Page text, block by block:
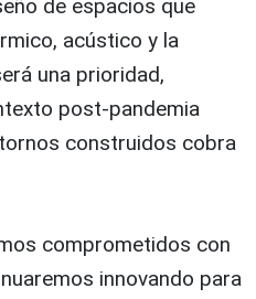
de espacios que
acústico y la
una prioridad,
post-pandemia
construidos cobra
comprometidos con
innovando para